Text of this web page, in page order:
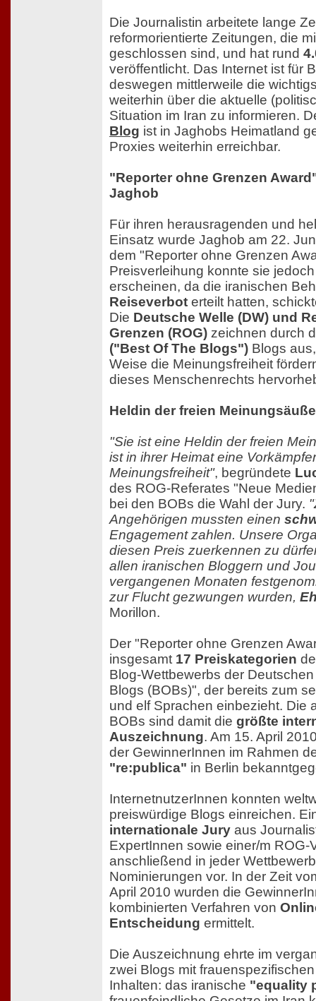
Die Journalistin arbeitete lange
reformorientierte Zeitungen, die
geschlossen sind, und hat rund
veröffentlicht. Das Internet ist für
deswegen mittlerweile die
weiterhin über die aktuelle
Situation im Iran zu informieren.
Blog ist in Jaghobs Heimatland
Proxies weiterhin erreichbar.
"Reporter ohne Grenzen
Jaghob
Für ihren herausragenden und
Einsatz wurde Jaghob am 22.
dem "Reporter ohne Grenzen
Preisverleihung konnte sie
erscheinen, da die iranischen
Reiseverbot erteilt hatten,
Die Deutsche Welle (DW) und
Grenzen (ROG) zeichnen durch
("Best Of The Blogs") Blogs
Weise die Meinungsfreiheit
dieses Menschenrechts
Heldin der freien
"Sie ist eine Heldin der freien
ist in ihrer Heimat eine
Meinungsfreiheit", begründete
des ROG-Referates "Neue
bei den BOBs die Wahl der Jury.
Angehörigen mussten einen
Engagement zahlen. Unsere
diesen Preis zuerkennen zu
allen iranischen Bloggern und
vergangenen Monaten
zur Flucht gezwungen wurden,
Morillon.
Der "Reporter ohne Grenzen
insgesamt 17 Preiskategorien
Blog-Wettbewerbs der
Blogs (BOBs)", der bereits zum
und elf Sprachen einbezieht. Die
BOBs sind damit die größte
Auszeichnung. Am 15. April
der GewinnerInnen im Rahmen
"re:publica" in Berlin
InternetnutzerInnen konnten
preiswürdige Blogs einreichen.
internationale Jury aus
ExpertInnen sowie einer/m ROG-
anschließend in jeder
Nominierungen vor. In der Zeit
April 2010 wurden die
kombinierten Verfahren von
Entscheidung ermittelt.
Die Auszeichnung ehrte im
zwei Blogs mit
Inhalten: das iranische "equality